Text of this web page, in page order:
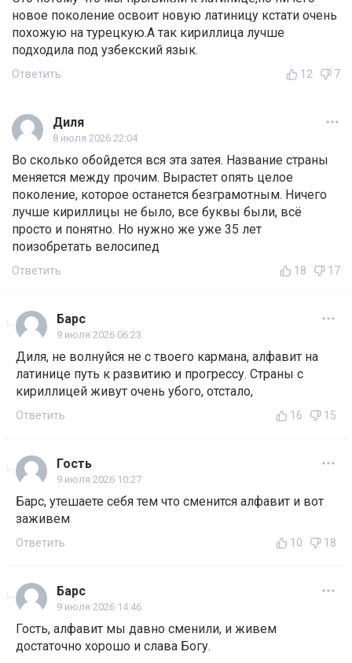
новое поколение освоит новую латиницу кстати очень
похожую на турецкую.А так кириллица лучше
подходила под узбекский язык.
Ответить 12 7
Диля
8 июля 2026 22:04
Во сколько обойдется вся эта затея. Название страны
меняется между прочим. Вырастет опять целое
поколение, которое останется безграмотным. Ничего
лучше кириллицы не было, все буквы были, всё
просто и понятно. Но нужно же уже 35 лет
поизобретать велосипед
Ответить 18 17
Барс
9 июля 2026 06:23
Диля, не волнуйся не с твоего кармана, алфавит на
латинице путь к развитию и прогрессу. Страны с
кириллицей живут очень убого, отстало,
Ответить 16 15
Гость
9 июля 2026 10:27
Барс, утешаете себя тем что сменится алфавит и вот
заживем
Ответить 10 18
Барс
9 июля 2026 14:46
Гость, алфавит мы давно сменили, и живем
достаточно хорошо и слава Богу.